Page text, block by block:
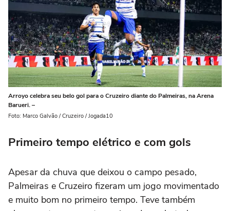
Arroyo celebra seu belo gol para o Cruzeiro diante do Palmeiras, na Arena
Barueri. –
Foto: Marco Galvão / Cruzeiro / Jogada10
Primeiro tempo elétrico e com gols
Apesar da chuva que deixou o campo pesado,
Palmeiras e Cruzeiro fizeram um jogo movimentado
e muito bom no primeiro tempo. Teve também